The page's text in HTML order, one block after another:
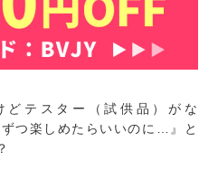
どテスター（試供品）がな
つ楽しめたらいいのに…』と